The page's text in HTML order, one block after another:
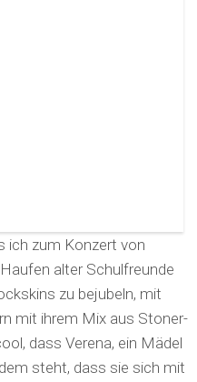
ich zum Konzert von
alter Schulfreunde
zu bejubeln, mit
mit ihrem Mix aus Stoner-
dass Verena, ein Mädel
steht, dass sie sich mit